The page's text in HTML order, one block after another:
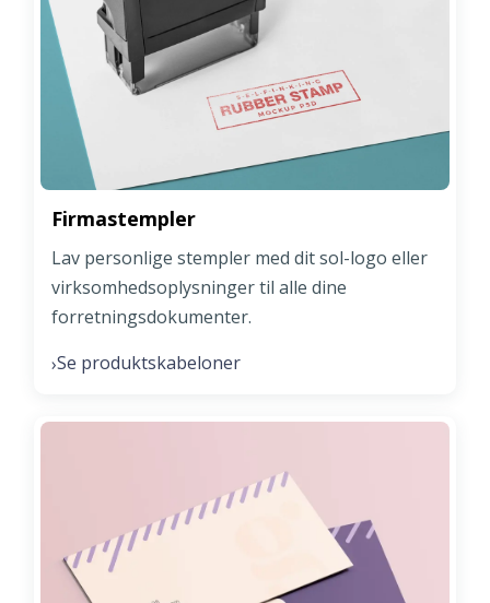
Firmastempler
Lav personlige stempler med dit sol-logo eller
virksomhedsoplysninger til alle dine
forretningsdokumenter.
›Se produktskabeloner